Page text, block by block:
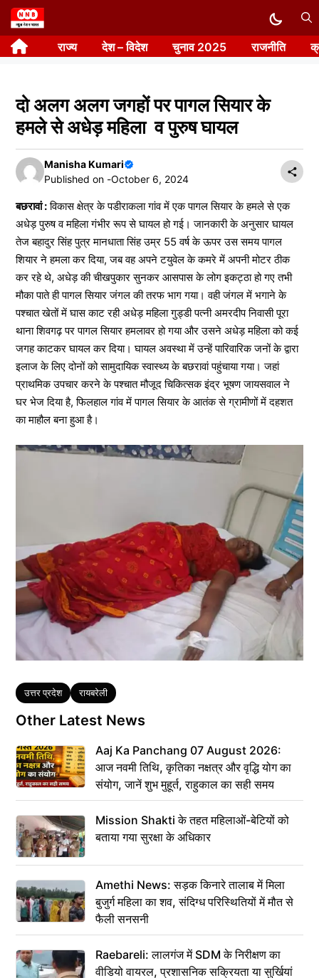
Skip
to
content राज्य देश – विदेश चुनाव 2025 राजनीति
दो अलग अलग जगहों पर पागल सियार के
हमले से अधेड़ महिला व पुरुष घायल
Manisha Kumari
Published on -October 6, 2024
बछरावां :विकास क्षेत्र के पडीराकला गांव में एक पागल सियार के हमले से एक
अधेड़ पुरुष व महिला गंभीर रूप से घायल हो गई। जानकारी के अनुसार घायल
तेज बहादुर सिंह पुत्र मानधाता सिंह उम्र 55 वर्ष के ऊपर उस समय पागल
शियार ने हमला कर दिया, जब वह अपने टयुवेल के कमरे में अपनी मोटर ठीक
कर रहे थे, अधेड़ की चीखपुकार सुनकर आसपास के लोग इकट्ठा हो गए तभी
मौका पाते ही पागल सियार जंगल की तरफ भाग गया। वही जंगल में भगाने के
पश्चात खेतों में घास काट रही अधेड़ महिला गुड्डी पत्नी अमरदीप निवासी पूरा
थाना शिवगढ़ पर पागल सियार हमलावर हो गया और उसने अधेड़ महिला को कई
जगह काटकर घायल कर दिया। घायल अवस्था में उन्हें पारिवारिक जनों के द्वारा
इलाज के लिए दोनों को सामुदायिक स्वास्थ्य के बछरावां पहुंचाया गया। जहां
प्राथमिक उपचार करने के पश्चात मौजूद चिकित्सक इंद्र भूषण जायसवाल ने
घर भेज दिया है, फिलहाल गांव में पागल सियार के आतंक से ग्रामीणों में दहशत
का माहौल बना हुआ है।
Tags
उत्तर प्रदेश रायबरेली
Other Latest News
Aaj Ka Panchang 07 August 2026:
आज नवमी तिथि, कृतिका नक्षत्र और वृद्धि योग का
संयोग, जानें शुभ मुहूर्त, राहुकाल का सही समय
Mission Shakti के तहत महिलाओं-बेटियों को
बताया गया सुरक्षा के अधिकार
Amethi News: सड़क किनारे तालाब में मिला
बुजुर्ग महिला का शव, संदिग्ध परिस्थितियों में मौत से
फैली सनसनी
Raebareli: लालगंज में SDM के निरीक्षण का
वीडियो वायरल, प्रशासनिक सक्रियता या सुर्खियां